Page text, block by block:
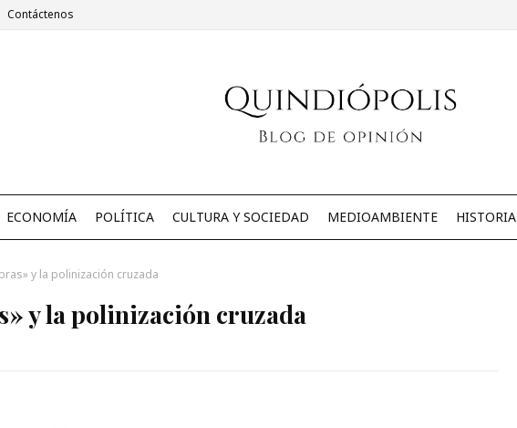
Contáctenos
ECONOMÍA POLÍTICA CULTURA Y SOCIEDAD MEDIOAMBIENTE HISTORIA
y la polinización cruzada
y la polinización cruzada